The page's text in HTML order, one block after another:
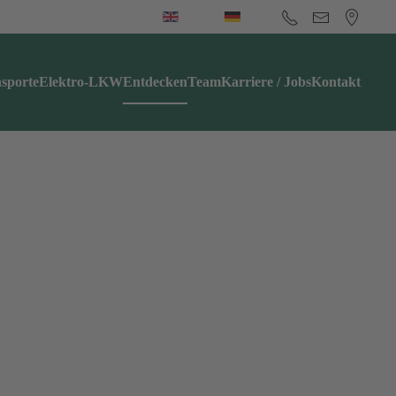
Elektro-LKWEntdeckenTeamKarriere / JobsKontakt